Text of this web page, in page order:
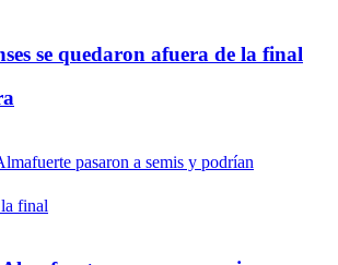
se quedaron afuera de la final